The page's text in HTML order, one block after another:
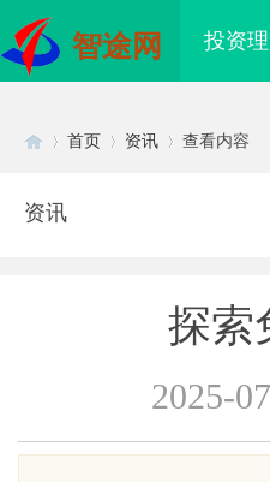
智途网 投资
首页 资讯 查看内容
资讯
探索
2025-